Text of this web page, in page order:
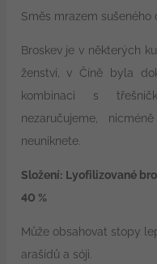
Směs mrazem sušeného
Broskev je v některých
ženství, v Číně byla
kombinaci s
nezaručujeme,
neuniknete.
Složení: Lyofilizované
40 %
Může obsahovat stopy
arašídů a sóji.